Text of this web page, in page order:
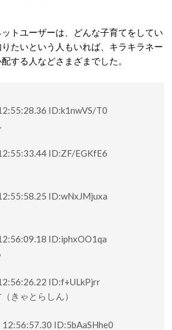
トユーザーは、どんな子育てをしてい
たいという人もいれば、キラキラネー
する人などさまざまでした。
ID:k1nwVS/T0
ID:ZF/EGKfE6
ID:wNxJMjuxa
ID:iphxOO1qa
ID:f+ULkPjrr
きゃとらしん）
ID:5bAaSHhe0